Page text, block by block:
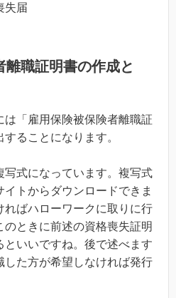
失届
離職証明書の作成と
「雇用保険被保険者離職証
ることになります。
写式になっています。複写式
トからダウンロードできま
ればハローワークに取りに行
ときに前述の資格喪失証明
いいですね。後で述べます
した方が希望しなければ発行